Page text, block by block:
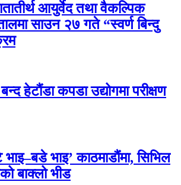
आयुर्वेद तथा वैकल्पिक
साउन २७ गते “स्वर्ण बिन्दु
हेटौंडा कपडा उद्योगमा परीक्षण
भाइ’ काठमाडौंमा, सिभिल
बाक्लो भीड